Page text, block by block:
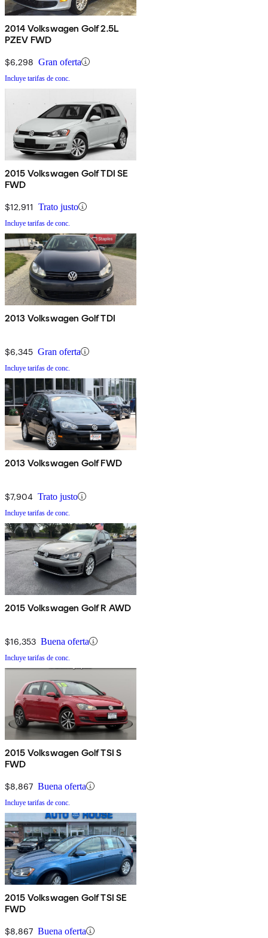
2014 Volkswagen Golf 2.5L
PZEV FWD
$6,298 Gran oferta
Incluye tarifas de conc.
2015 Volkswagen Golf TDI SE
FWD
$12,911 Trato justo
Incluye tarifas de conc.
2013 Volkswagen Golf TDI
$6,345 Gran oferta
Incluye tarifas de conc.
2013 Volkswagen Golf FWD
$7,904 Trato justo
Incluye tarifas de conc.
2015 Volkswagen Golf R AWD
$16,353 Buena oferta
Incluye tarifas de conc.
2015 Volkswagen Golf TSI S
FWD
$8,867 Buena oferta
Incluye tarifas de conc.
2015 Volkswagen Golf TSI SE
FWD
$8,867 Buena oferta